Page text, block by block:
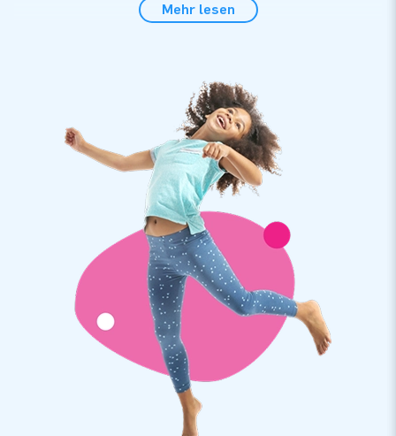
Unser Fußball Käfig kann bei vielen Veranstaltungen,
Grund des kompakten Formates. Die aufblasbare
Konstruktion wird inkl. Gebläse, Erdnägel, Transporttasche
und einer deutlichen Bedienungsanleitung geliefert. Ein
komplett Set für ein abenteuerreiches Erlebnis.
Haltbar mit 5 Jahren Garantie
JB Hüpfburgen sind an mehreren Stellen verstärkt und
mehrfach vernäht. Sie werden aus einer hoch qualitativen 9x9
Gewebe PVC Plane produziert. Aufgrund dessen sind Sie
langlebig und einfach zu reinigen. Zu dem gewähren wir Ihnen
5 Jahre Herstellergarantie auf die aufblasbare Konstruktion
und 1 Jahr Hersteller Garantie auf Zubehör, aus diesem Grund
liefern Sie mit diesem Produkt jahrelang optimalen Spielspaß.
Kaufen Sie diesen einzigartigen Fußball Käfig und liefern Sie
Ihren Kunden den Tag ihres Lebens!
Mehr lesen